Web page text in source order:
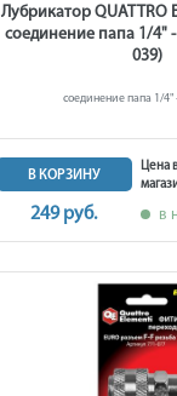
Лубрикатор QUATTRO
соединение папа 1/4"
039)
соединение папа 1/4"
В КОРЗИНУ
249 руб.
Цена
в